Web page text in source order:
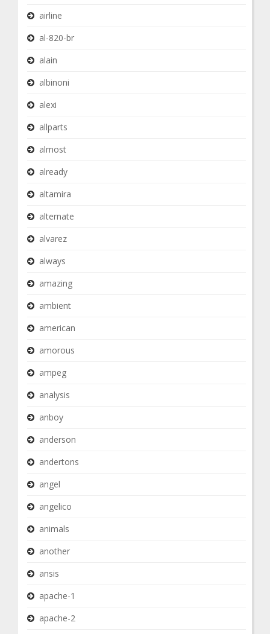
airline
al-820-br
alain
albinoni
alexi
allparts
almost
already
altamira
alternate
alvarez
always
amazing
ambient
american
amorous
ampeg
analysis
anboy
anderson
andertons
angel
angelico
animals
another
ansis
apache-1
apache-2